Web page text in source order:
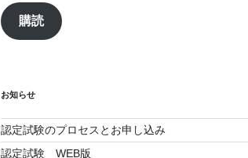
ア
ド
レ
購読
お知らせ
認定試験のプロセスとお申し込み
認定試験 WEB版